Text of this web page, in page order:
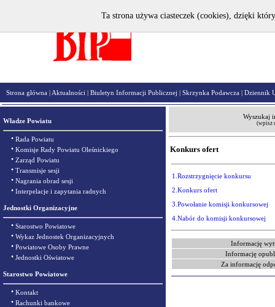
Strona główna | Aktualności | Biuletyn Informacji Publicznej | Skrzynka Podawcza | Dziennik
Władze Powiatu
• Rada Powiatu
• Komisje Rady Powiatu Oleśnickiego
• Zarząd Powiatu
• Transmisje sesji
• Nagrania obrad sesji
• Interpelacje i zapytania radnych
Jednostki Organizacyjne
• Starostwo Powiatowe
• Wykaz Jednostek Organizacyjnych
• Powiatowe Osoby Prawne
• Jednostki Oświatowe
Starostwo Powiatowe
• Kontakt
• Rachunki bankowe
Wyszukaj
(wpisz
Konkurs ofert
1.Rozstrzygnięcie konkursu
2.Konkurs ofert
3.Powołanie komisji konkursowej
4.Nabór do komisji konkursowej
Informację
Informację
Za informację
Ta strona używa ciasteczek (cookies), dzięki